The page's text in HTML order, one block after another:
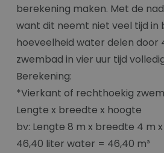
berekening maken. Met de
want dit neemt niet veel tijd in
hoeveelheid water delen door
zwembad in vier uur tijd
Berekening:
*Vierkant of rechthoekig
Lengte x breedte x hoogte
bv: Lengte 8 m x breedte 4 m
46,40 liter water = 46,40 m³